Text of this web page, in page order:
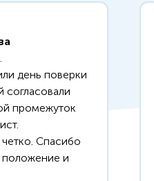
день поверки
согласовали
промежуток
Спасибо
и